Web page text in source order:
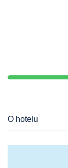
O hotelu